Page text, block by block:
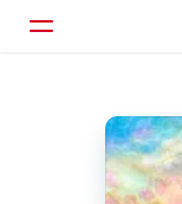
首頁
瀏覽